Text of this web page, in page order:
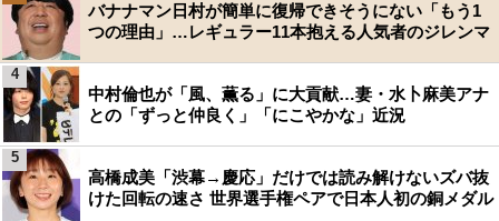
バナナマン日村が簡単に復帰できそうにない「もう1
つの理由」…レギュラー11本抱える人気者のジレンマ
中村倫也が「風、薫る」に大貢献…妻・水卜麻美アナ
との「ずっと仲良く」「にこやかな」近況
4
高橋成美「渋幕→慶応」だけでは読み解けないズバ抜
けた回転の速さ 世界選手権ペアで日本人初の銅メダル
5